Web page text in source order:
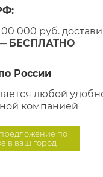
000 руб.
БЕСПЛАТНО
России
любой
компанией
по
в ваш город